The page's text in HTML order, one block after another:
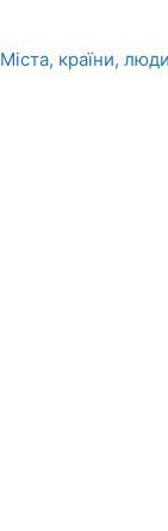
Міста, країни, люди